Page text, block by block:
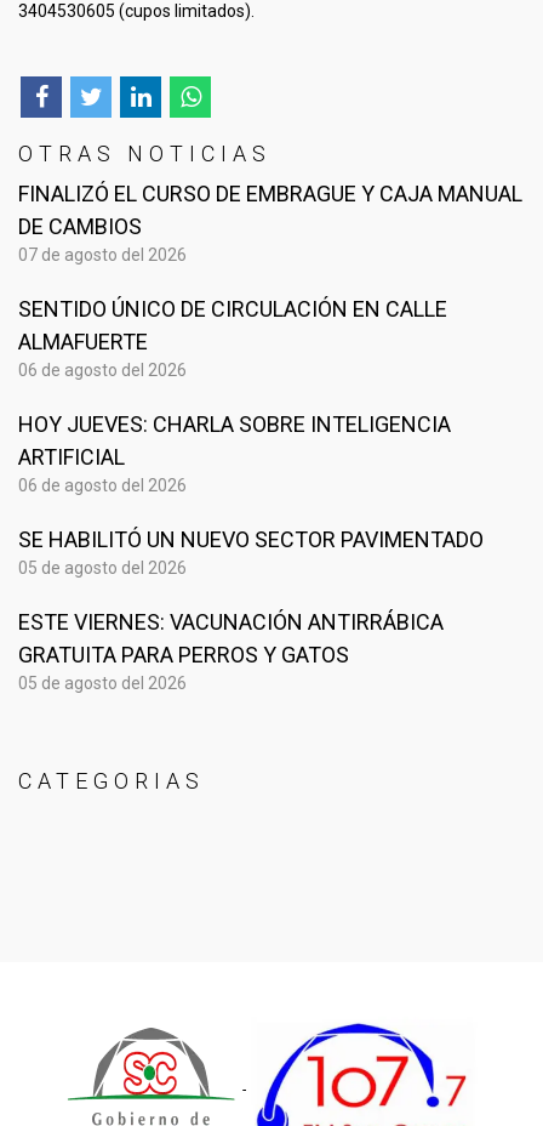
3404530605 (cupos limitados).
OTRAS NOTICIAS
FINALIZÓ EL CURSO DE EMBRAGUE Y CAJA MANUAL
DE CAMBIOS
07 de agosto del 2026
SENTIDO ÚNICO DE CIRCULACIÓN EN CALLE
ALMAFUERTE
06 de agosto del 2026
HOY JUEVES: CHARLA SOBRE INTELIGENCIA
ARTIFICIAL
06 de agosto del 2026
SE HABILITÓ UN NUEVO SECTOR PAVIMENTADO
05 de agosto del 2026
ESTE VIERNES: VACUNACIÓN ANTIRRÁBICA
GRATUITA PARA PERROS Y GATOS
05 de agosto del 2026
CATEGORIAS